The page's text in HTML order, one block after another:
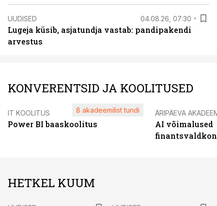
UUDISED 04.08.26, 07:30
Lugeja küsib, asjatundja vastab: pandipakendi
arvestus
KONVERENTSID JA KOOLITUSED
IT KOOLITUS
Power BI baaskoolitus
8 akadeemilist tundi ÄRIPÄEVA
AI võimalused
HETKEL KUUM